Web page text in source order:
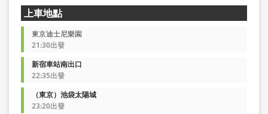
上車地點
東京迪士尼樂園
21:30出發
新宿車站南出口
22:35出發
（東京）池袋太陽城
23:20出發